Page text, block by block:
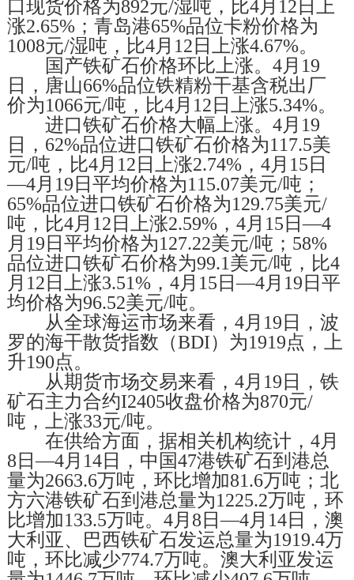
口现货价格为892元/湿吨，比4月12日上
涨2.65%；青岛港65%品位卡粉价格为
1008元/湿吨，比4月12日上涨4.67%。
国产铁矿石价格环比上涨。4月19
日，唐山66%品位铁精粉干基含税出厂
价为1066元/吨，比4月12日上涨5.34%。
进口铁矿石价格大幅上涨。4月19
日，62%品位进口铁矿石价格为117.5美
元/吨，比4月12日上涨2.74%，4月15日
—4月19日平均价格为115.07美元/吨；
65%品位进口铁矿石价格为129.75美元/
吨，比4月12日上涨2.59%，4月15日—4
月19日平均价格为127.22美元/吨；58%
品位进口铁矿石价格为99.1美元/吨，比4
月12日上涨3.51%，4月15日—4月19日平
均价格为96.52美元/吨。
从全球海运市场来看，4月19日，波
罗的海干散货指数（BDI）为1919点，上
升190点。
从期货市场交易来看，4月19日，铁
矿石主力合约I2405收盘价格为870元/
吨，上涨33元/吨。
在供给方面，据相关机构统计，4月
8日—4月14日，中国47港铁矿石到港总
量为2663.6万吨，环比增加81.6万吨；北
方六港铁矿石到港总量为1225.2万吨，环
比增加133.5万吨。4月8日—4月14日，澳
大利亚、巴西铁矿石发运总量为1919.4万
吨，环比减少774.7万吨。澳大利亚发运